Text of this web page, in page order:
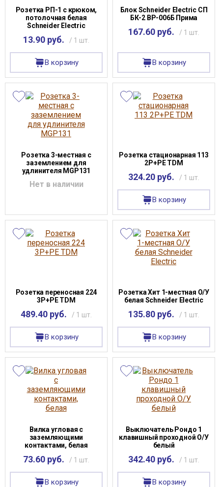
Розетка РП-1 с крюком,
потолочная белая
Schneider Electric
13.90 руб. / 1 шт.
В корзину
Блок Schneider Electric СП
БК-2 ВР-006Б Прима
167.60 руб. / 1 шт.
В корзину
Розетка 3-местная с
заземлением для
удлинителя MGP131
Нет в наличии
Розетка стационарная 113
2Р+РЕ TDM
324.20 руб. / 1 шт.
В корзину
Розетка переносная 224
3P+PE TDM
489.40 руб. / 1 шт.
В корзину
Розетка Хит 1-местная О/У
белая Schneider Electric
135.80 руб. / 1 шт.
В корзину
Вилка угловая с
заземляющими
контактами, белая
73.60 руб. / 1 шт.
В корзину
Выключатель Рондо 1
клавишный проходной О/У
белый
342.40 руб. / 1 шт.
В корзину